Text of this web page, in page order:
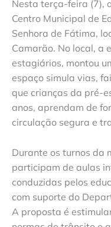
Nesta terça-feira (7),
Centro Municipal de
Senhora de Fátima,
Camarão. No local, a
estagiários, montou
espaço simula vias,
que crianças da pré-
anos, aprendam de
circulação segura e
Durante os turnos da
participam de aulas
conduzidas pelos
com suporte do
A proposta é